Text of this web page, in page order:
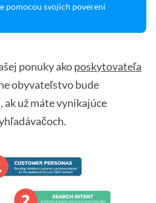
pomocou svojich poverení
ponuky akoposkytovateľa
obyvateľstvo bude
ak už máte vynikajúce